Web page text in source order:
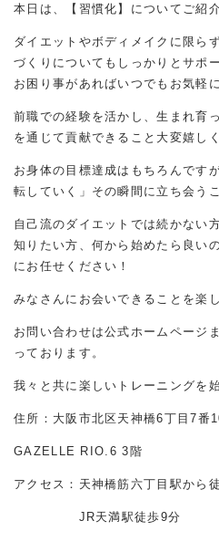
本日は、【習慣化】についてご紹
ダイエットやボディメイクに限ら
づくりについてもしっかりとサポ
お困り事があればいつでもお気軽
前職での経験を活かし、生まれ育
を通じて貢献できること大変嬉し
お身体の目標達成はもちろんです
転していく」その瞬間に立ち会う
自己流のダイエットでは続かない
知りたい方、何から始めたら良い
にお任せください！
みなさんにお会いできることを楽
お問い合わせは公式ホームページ
っております。
我々と共に楽しいトレーニングを
住所：大阪市北区天神橋6丁目7番
GAZELLE RIO.6 3階
アクセス：天神橋筋六丁目駅から
JR天満駅徒歩9分